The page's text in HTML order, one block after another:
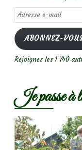
Adresse
e-
mail
ABONNEZ-
Rejoignez les 1 740
Je passe à